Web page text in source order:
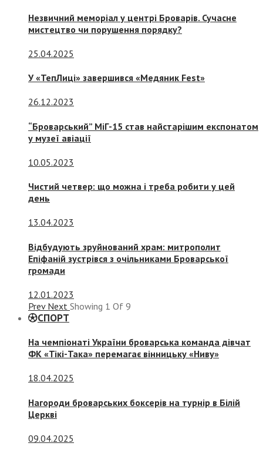
Незвичний меморіал у центрі Броварів. Сучасне
мистецтво чи порушення порядку?
25.04.2025
У «ТепЛиці» завершився «Медяник Fest»
26.12.2023
“Броварський” МіГ-15 став найстарішим експонатом
у музеї авіації
10.05.2023
Чистий четвер: що можна і треба робити у цей
день
13.04.2023
Відбудують зруйнований храм: митрополит
Епіфаній зустрівся з очільниками Броварської
громади
12.01.2023
Prev Next Showing 1 Of 9
СПОРТ
На чемпіонаті України броварська команда дівчат
ФК «Тікі-Така» перемагає вінницьку «Ниву»
18.04.2025
Нагороди броварських боксерів на турнір в Білій
Церкві
09.04.2025